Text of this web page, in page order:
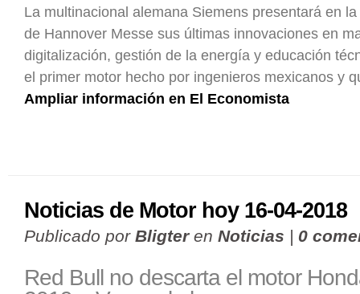
La multinacional alemana Siemens presentará en
de Hannover Messe sus últimas innovaciones en
digitalización, gestión de la energía y educación
el primer motor hecho por ingenieros mexicanos y
Ampliar información en El Economista
Noticias de Motor hoy 16-04-2018
Publicado por Bligteren Noticias | 0
Red Bull no descarta el motor